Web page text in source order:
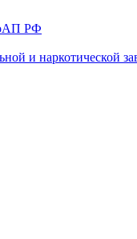
РФ
и наркотической